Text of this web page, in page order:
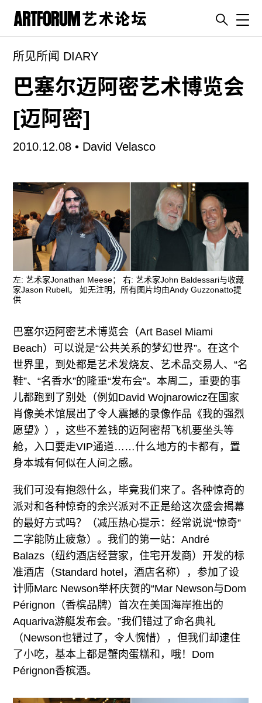
artguide
新闻
展评
杂志
专栏
ENGLISH
ART & EDUCATION
广告
订阅
往期内容
联系我们
关注我们
所见所闻 DIARY
巴塞尔迈阿密艺术博览会
[迈阿密]
2010.12.08 • David Velasco
左: 艺术家Jonathan Meese； 右: 艺术家John Baldessari与收藏
家Jason Rubell。 如无注明，所有图片均由Andy Guzzonatto提
供
巴塞尔迈阿密艺术博览会（Art Basel Miami
Beach）可以说是“公共关系的梦幻世界”。在这个
世界里，到处都是艺术发烧友、艺术品交易人、“名
鞋”、“名香水”的隆重“发布会”。本周二，重要的事
儿都跑到了别处（例如David Wojnarowicz在国家
肖像美术馆展出了令人震撼的录像作品《我的强烈
愿望》），这些不差钱的迈阿密帮飞机要坐头等
舱，入口要走VIP通道……什么地方的卡都有，置
身本城有何似在人间之感。
我们可没有抱怨什么，毕竟我们来了。各种惊奇的
派对和各种惊奇的余兴派对不正是给这次盛会揭幕
的最好方式吗？（减压热心提示：经常说说“惊奇”
二字能防止疲惫）。我们的第一站：André
Balazs（纽约酒店经营家，住宅开发商）开发的标
准酒店（Standard hotel，酒店名称），参加了设
计师Marc Newson举杯庆贺的“Mar Newson与Dom
Pérignon（香槟品牌）首次在美国海岸推出的
Aquariva游艇发布会。”我们错过了命名典礼
（Newson也错过了，令人惋惜），但我们却逮住
了小吃，基本上都是蟹肉蛋糕和，哦！Dom
Pérignon香槟酒。